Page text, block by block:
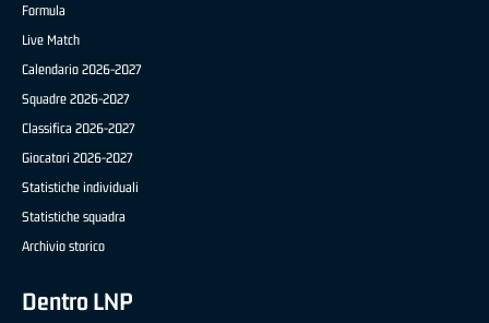
Formula
Live Match
Calendario 2026-2027
Squadre 2026-2027
Classifica 2026-2027
Giocatori 2026-2027
Statistiche individuali
Statistiche squadra
Archivio storico
Dentro LNP